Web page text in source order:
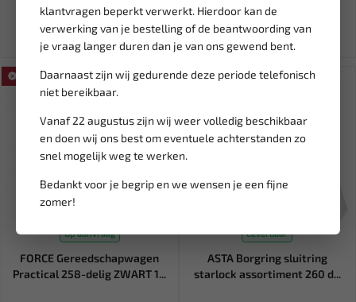
klantvragen beperkt verwerkt. Hierdoor kan de
verwerking van je bestelling of de beantwoording van
je vraag langer duren dan je van ons gewend bent.
Daarnaast zijn wij gedurende deze periode telefonisch
niet bereikbaar.
Vanaf 22 augustus zijn wij weer volledig beschikbaar
en doen wij ons best om eventuele achterstanden zo
snel mogelijk weg te werken.
Bedankt voor je begrip en we wensen je een fijne
zomer!
Ex. btw: € 16,02
Ex. btw: € 3,96
Op aanvraag
FORCE Gereedschapwagen
Practical 258-delig ZWART 1...
Leverbaar
ASTA Borgring sluitring
starlock assortiment 260 d...